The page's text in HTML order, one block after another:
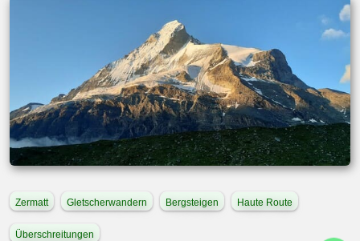
Zermatt Gletscherwandern Bergsteigen Haute Route
Überschreitungen